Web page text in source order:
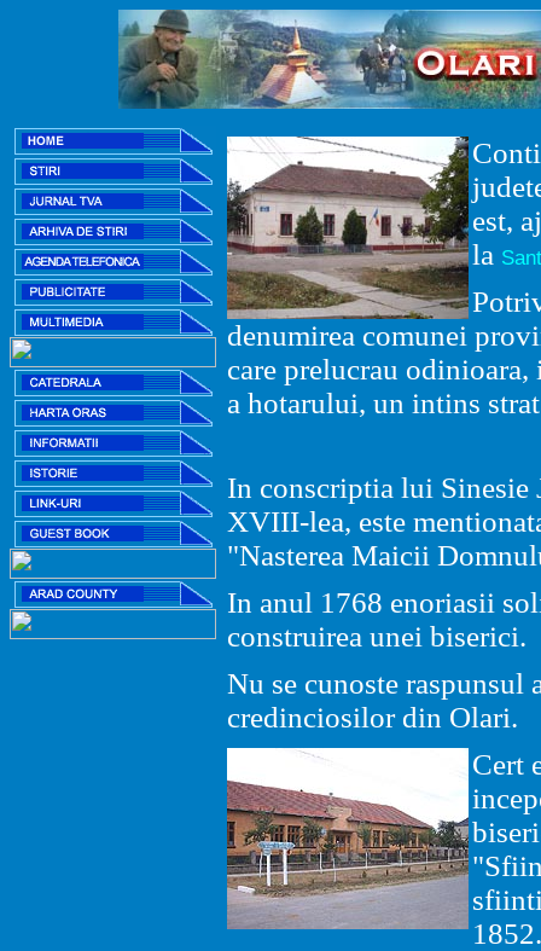
est,
la
denumirea comunei
care prelucrau odinioara,
a hotarului, un intins
In conscriptia lui
XVIII-lea, este
"Nasterea Maicii
In anul 1768 enoriasii
construirea unei biserici.
Nu se cunoste raspunsul
credinciosilor din Olari.
Cert
1852.